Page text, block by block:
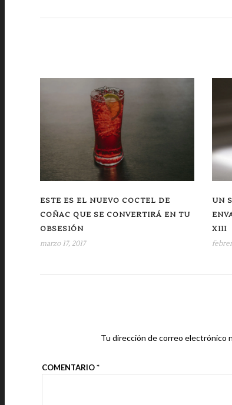
ESTE ES EL NUEVO COCTEL DE
COÑAC QUE SE CONVERTIRÁ EN TU
OBSESIÓN
marzo 17, 2017
UN
XIII
Tu dirección de correo electrónico
COMENTARIO*